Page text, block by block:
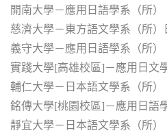
開南大學－應用日語學系（所）
慈濟大學－東方語文學系（所）
義守大學－應用日語學系（所）
實踐大學[高雄校區]－應用日文
輔仁大學－日本語文學系（所）
銘傳大學[桃園校區]－應用日語
靜宜大學－日本語文學系（所）